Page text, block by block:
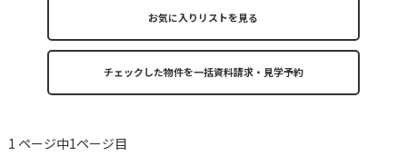
お気に入りリストを見る
1 ページ中1ページ目